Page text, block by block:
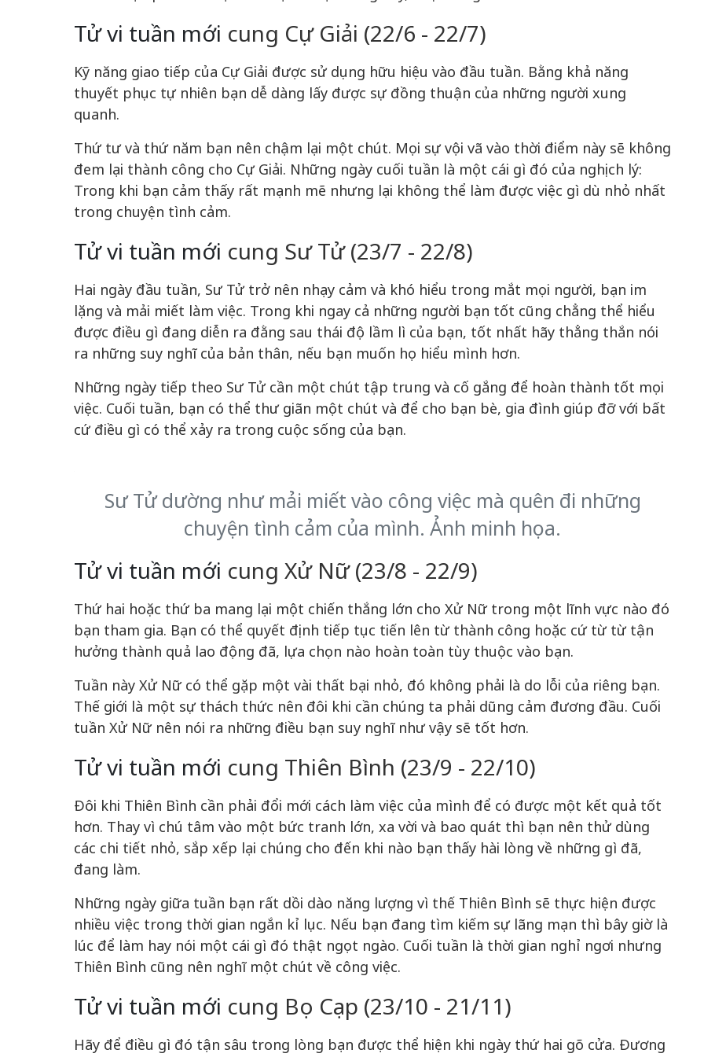
Tử vi tuần mới cung Cự Giải (22/6 - 22/7)
Kỹ năng giao tiếp của Cự Giải được sử dụng hữu hiệu vào đầu tuần. Bằng khả năng
thuyết phục tự nhiên bạn dễ dàng lấy được sự đồng thuận của những người xung
quanh.
Thứ tư và thứ năm bạn nên chậm lại một chút. Mọi sự vội vã vào thời điểm này sẽ không
đem lại thành công cho Cự Giải. Những ngày cuối tuần là một cái gì đó của nghịch lý:
Trong khi bạn cảm thấy rất mạnh mẽ nhưng lại không thể làm được việc gì dù nhỏ nhất
trong chuyện tình cảm.
Tử vi tuần mới cung Sư Tử (23/7 - 22/8)
Hai ngày đầu tuần, Sư Tử trở nên nhạy cảm và khó hiểu trong mắt mọi người, bạn im
lặng và mải miết làm việc. Trong khi ngay cả những người bạn tốt cũng chẳng thể hiểu
được điều gì đang diễn ra đằng sau thái độ lầm lì của bạn, tốt nhất hãy thẳng thắn nói
ra những suy nghĩ của bản thân, nếu bạn muốn họ hiểu mình hơn.
Những ngày tiếp theo Sư Tử cần một chút tập trung và cố gắng để hoàn thành tốt mọi
việc. Cuối tuần, bạn có thể thư giãn một chút và để cho bạn bè, gia đình giúp đỡ với bất
cứ điều gì có thể xảy ra trong cuộc sống của bạn.
Sư Tử dường như mải miết vào công việc mà quên đi những
chuyện tình cảm của mình. Ảnh minh họa.
Tử vi tuần mới cung Xử Nữ (23/8 - 22/9)
Thứ hai hoặc thứ ba mang lại một chiến thắng lớn cho Xử Nữ trong một lĩnh vực nào đó
bạn tham gia. Bạn có thể quyết định tiếp tục tiến lên từ thành công hoặc cứ từ từ tận
hưởng thành quả lao động đã, lựa chọn nào hoàn toàn tùy thuộc vào bạn.
Tuần này Xử Nữ có thể gặp một vài thất bại nhỏ, đó không phải là do lỗi của riêng bạn.
Thế giới là một sự thách thức nên đôi khi cần chúng ta phải dũng cảm đương đầu. Cuối
tuần Xử Nữ nên nói ra những điều bạn suy nghĩ như vậy sẽ tốt hơn.
Tử vi tuần mới cung Thiên Bình (23/9 - 22/10)
Đôi khi Thiên Bình cần phải đổi mới cách làm việc của mình để có được một kết quả tốt
hơn. Thay vì chú tâm vào một bức tranh lớn, xa vời và bao quát thì bạn nên thử dùng
các chi tiết nhỏ, sắp xếp lại chúng cho đến khi nào bạn thấy hài lòng về những gì đã,
đang làm.
Những ngày giữa tuần bạn rất dồi dào năng lượng vì thế Thiên Bình sẽ thực hiện được
nhiều việc trong thời gian ngắn kỉ lục. Nếu bạn đang tìm kiếm sự lãng mạn thì bây giờ là
lúc để làm hay nói một cái gì đó thật ngọt ngào. Cuối tuần là thời gian nghỉ ngơi nhưng
Thiên Bình cũng nên nghĩ một chút về công việc.
Tử vi tuần mới cung Bọ Cạp (23/10 - 21/11)
Hãy để điều gì đó tận sâu trong lòng bạn được thể hiện khi ngày thứ hai gõ cửa. Đương